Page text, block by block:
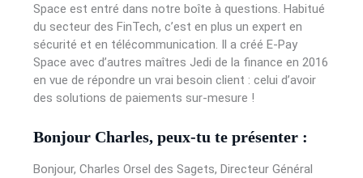
Space est entré dans notre boîte à questions. Habitué
du secteur des FinTech, c’est en plus un expert en
sécurité et en télécommunication. Il a créé E-Pay
Space avec d’autres maîtres Jedi de la finance en 2016
en vue de répondre un vrai besoin client : celui d’avoir
des solutions de paiements sur-mesure !
Bonjour Charles, peux-tu te présenter :
Bonjour, Charles Orsel des Sagets, Directeur Général